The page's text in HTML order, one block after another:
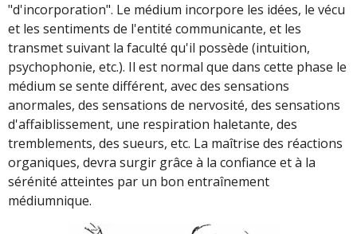
"d'incorporation". Le médium incorpore les idées, le vécu
et les sentiments de l'entité communicante, et les
transmet suivant la faculté qu'il possède (intuition,
psychophonie, etc.). Il est normal que dans cette phase le
médium se sente différent, avec des sensations
anormales, des sensations de nervosité, des sensations
d'affaiblissement, une respiration haletante, des
tremblements, des sueurs, etc. La maîtrise des réactions
organiques, devra surgir grâce à la confiance et à la
sérénité atteintes par un bon entraînement
médiumnique.